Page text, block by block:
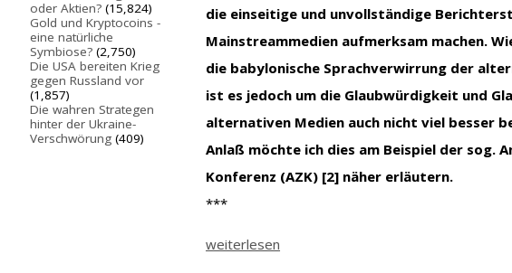
oder Aktien? (15,824)
Gold und Kryptocoins -
eine natürliche
Symbiose? (2,750)
Die USA bereiten Krieg
gegen Russland vor
(1,857)
Die wahren Strategen
hinter der Ukraine-
Verschwörung (409)
die einseitige und unvollständige
Mainstreammedien aufmerksam machen.
die babylonische Sprachverwirrung der
ist es jedoch um die Glaubwürdigkeit und
alternativen Medien auch nicht viel besser
Anlaß möchte ich dies am Beispiel der sog.
Konferenz (AZK) [2] näher erläutern.
***
weiterlesen